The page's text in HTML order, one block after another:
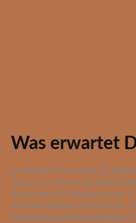
Was erwartet
In diesem Kurs wirst du
Asanas in einem
dabei deine Energiezentren
und Meridiane) stimulieren.
von Atem und Bewegung